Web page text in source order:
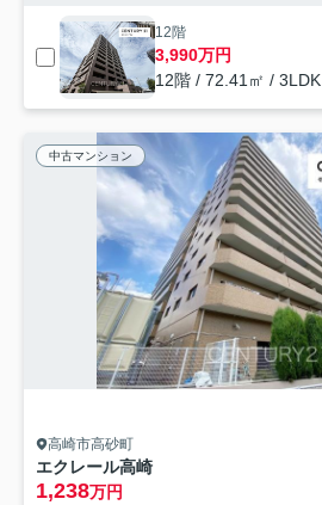
12階
3,990万円
12階 / 72.41㎡ / 3LDK
中古マンション
高崎市高砂町
エクレール高崎
1,238万円